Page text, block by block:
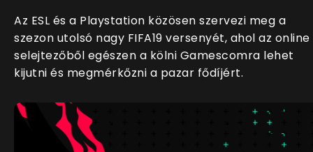
Az ESL és a Playstation közösen szervezi meg a
szezon utolsó nagy FIFA19 versenyét, ahol az online
selejtezőből egészen a kölni Gamescomra lehet
kijutni és megmérkőzni a pazar fődíjért.